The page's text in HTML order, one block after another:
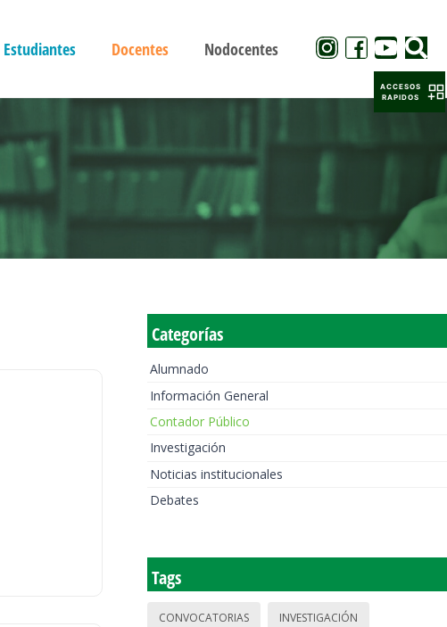
Estudiantes Docentes Nodocentes
Categorías
Alumnado
Información General
Contador Público
Investigación
Noticias institucionales
Debates
Tags
CONVOCATORIAS INVESTIGACIÓN
ACCESOS
RAPIDOS